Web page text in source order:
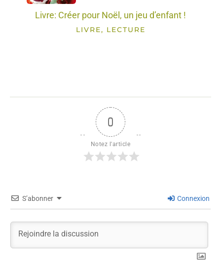
Livre: Créer pour Noël, un jeu d’enfant !
LIVRE, LECTURE
0
Notez l'article
S’abonner Connexion